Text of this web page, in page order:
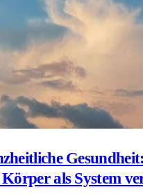
als System